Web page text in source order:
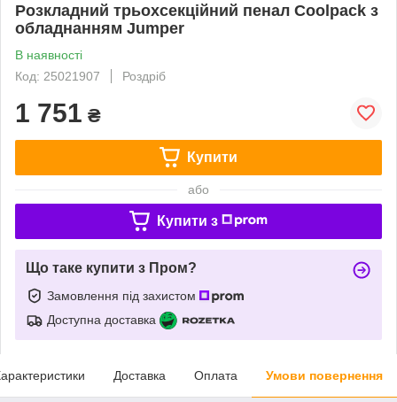
Розкладний трьохсекційний пенал Coolpack з
обладнанням Jumper
В наявності
Код: 25021907
Роздріб
1 751 ₴
Купити
або
Купити з
Що таке купити з Пром?
Замовлення під захистом
Доступна доставка
Доставка Оплата Умови повернення